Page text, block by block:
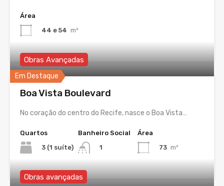
Área
44 e 54 m²
Em Destaque
Obras Avançadas
Boa Vista Boulevard
No coração do centro do Recife, nasce o Boa Vista…
Quartos
3 (1 suíte)
Banheiro Social
1
Área
73 m²
Obras avançadas